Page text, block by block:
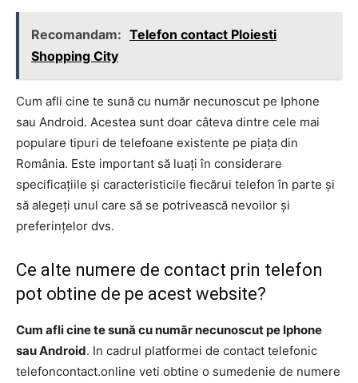
Recomandam: Telefon contact Ploiesti
Shopping City
Cum afli cine te sună cu număr necunoscut pe Iphone
sau Android. Acestea sunt doar câteva dintre cele mai
populare tipuri de telefoane existente pe piața din
România. Este important să luați în considerare
specificațiile și caracteristicile fiecărui telefon în parte și
să alegeți unul care să se potrivească nevoilor și
preferințelor dvs.
Ce alte numere de contact prin telefon
pot obtine de pe acest website?
Cum afli cine te sună cu număr necunoscut pe Iphone
sau Android. In cadrul platformei de contact telefonic
telefoncontact.online veti obtine o sumedenie de numere